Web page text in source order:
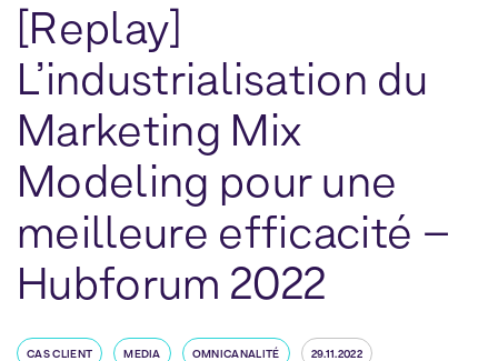
[Replay]
L’industrialisation du
Marketing Mix
Modeling pour une
meilleure efficacité –
Hubforum 2022
CAS CLIENT MEDIA OMNICANALITÉ 29.11.2022